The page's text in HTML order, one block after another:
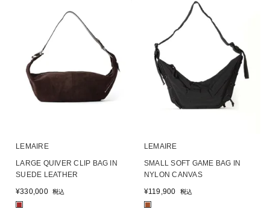
LEMAIRE
LARGE QUIVER CLIP BAG IN
SUEDE LEATHER
¥330,000 税込
LEMAIRE
SMALL SOFT GAME BAG IN
NYLON CANVAS
¥119,900 税込